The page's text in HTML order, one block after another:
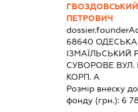
ПЕТРОВИЧ
68640
IЗМАЇЛЬСЬКИЙ
СУВОРОВЕ ВУЛ.
КОРП. А
Розмір внеску
фонду (грн.): 6